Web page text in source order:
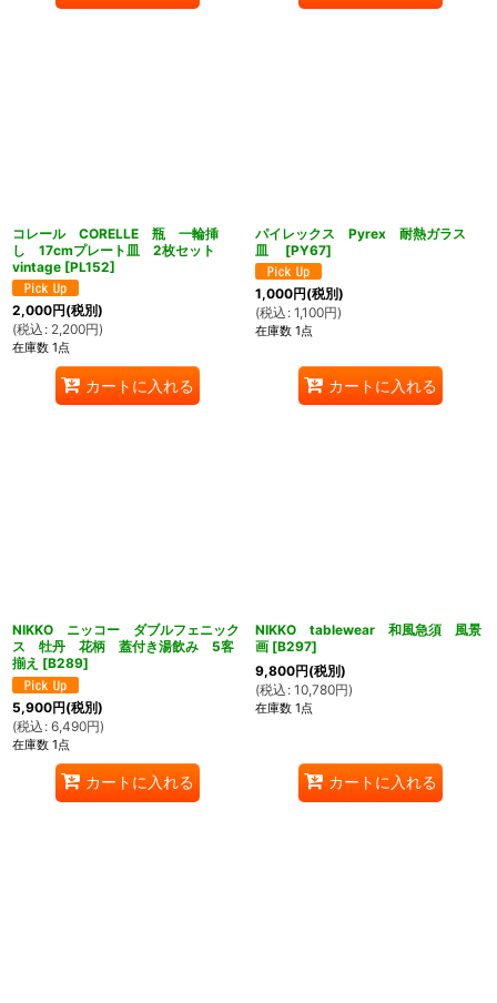
コレール CORELLE 瓶 一輪挿
し 17cmプレート皿 2枚セット
vintage [PL152]
2,000円(税別)
(税込 : 2,200円)
在庫数 1点
カートに入れる
パイレックス Pyrex 耐熱ガラス
皿
[PY67]
1,000円(税別)
(税込 : 1,100円)
在庫数 1点
カートに入れる
NIKKO ニッコー ダブルフェニック
ス 牡丹 花柄 蓋付き湯飲み 5客
揃え [B289]
5,900円(税別)
(税込 : 6,490円)
在庫数 1点
カートに入れる
NIKKO tablewear 和風急須 風景
画 [B297]
9,800円(税別)
(税込 : 10,780円)
在庫数 1点
カートに入れる